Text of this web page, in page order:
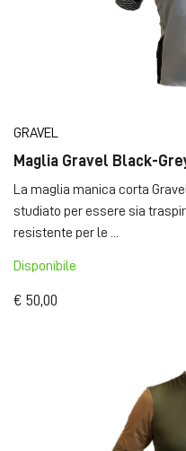
GRAVEL
Maglia Gravel Black-
La maglia manica corta
studiato per essere sia
resistente per le ...
Disponibile
€ 50,00